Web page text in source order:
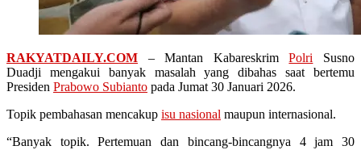
RAKYATDAILY.COM – Mantan KabareskrimPolri Susno
Duadji mengakui banyak masalah yang dibahas saat bertemu
Presiden Prabowo Subianto pada Jumat 30 Januari 2026.
Topik pembahasan mencakup isu nasional maupun internasional.
“Banyak topik. Pertemuan dan bincang-bincangnya 4 jam 30